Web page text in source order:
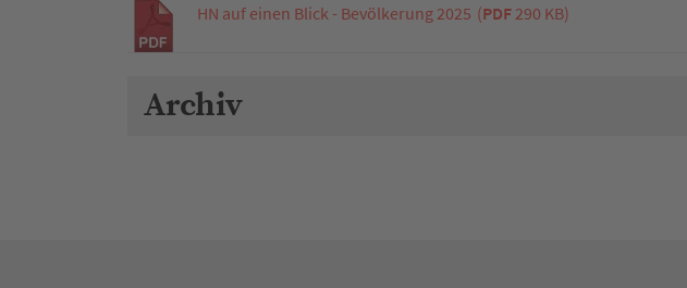
HN auf einen Blick - Bevölkerung 2025 (PDF 290 KB)
Archiv